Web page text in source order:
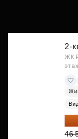
2-
ЖК
46